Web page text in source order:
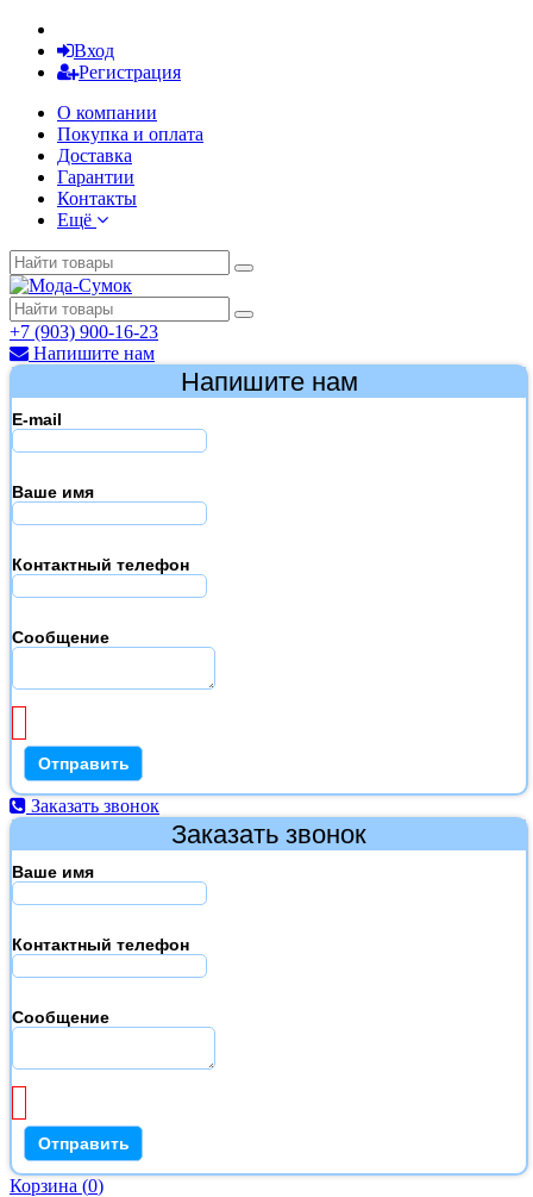
Вход
Регистрация
О компании
Покупка и оплата
Доставка
Гарантии
Контакты
Ещё
+7 (903) 900-16-23
Напишите нам
Напишите нам
E-mail
Ваше имя
Контактный телефон
Сообщение
Заказать звонок
Заказать звонок
Ваше имя
Контактный телефон
Сообщение
Корзина (0)